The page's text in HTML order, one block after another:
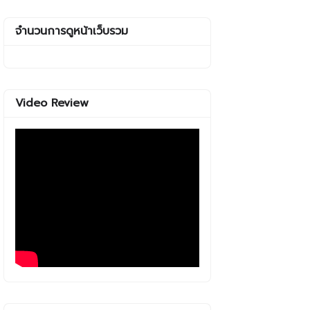
จำนวนการดูหน้าเว็บรวม
Video Review